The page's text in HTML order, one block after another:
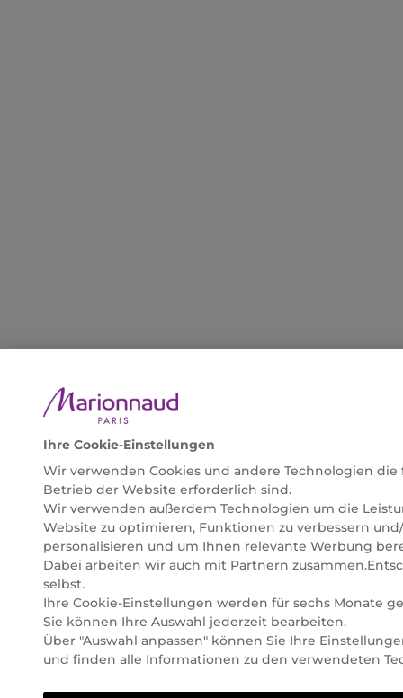
Ihre Cookie-Einstellungen
Wir verwenden Cookies und andere Technologien die
Betrieb der Website erforderlich sind.
Wir verwenden außerdem Technologien um die
Website zu optimieren, Funktionen zu verbessern
personalisieren und um Ihnen relevante Werbung
Dabei arbeiten wir auch mit Partnern
selbst.
Ihre Cookie-Einstellungen werden für sechs Monate
Sie können Ihre Auswahl jederzeit bearbeiten.
Über "Auswahl anpassen" können Sie Ihre
und finden alle Informationen zu den verwendeten